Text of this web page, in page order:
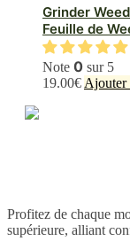
Grinder Weed
Feuille de
Note 0 sur 5
19.00€ Ajouter
Profitez de chaque
supérieure, alliant